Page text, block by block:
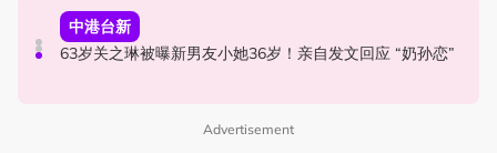
本地星闻
官宣！邱锋泽《Bend The Lines》马来西亚站 11月14日开
中港台新
63岁关之琳被曝新男友小她36岁！亲自发文回应 “奶孙恋”
节庆
知多点 | 2026 农历七月鬼门开！10 大禁忌宁可信其有 少
Advertisement